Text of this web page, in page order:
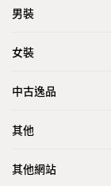
男裝
女裝
中古逸品
其他
其他網站